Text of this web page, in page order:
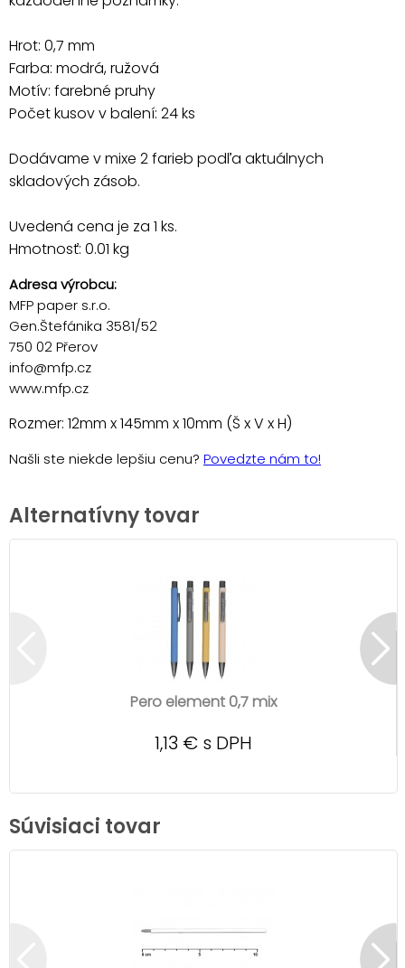
Hrot: 0,7 mm
Farba: modrá, ružová
Motív: farebné pruhy
Počet kusov v balení: 24 ks
Dodávame v mixe 2 farieb podľa aktuálnych
skladových zásob.
Uvedená cena je za 1 ks.
Hmotnosť: 0.01 kg
Adresa výrobcu:
MFP paper s.r.o.
Gen.Štefánika 3581/52
750 02 Přerov
info@mfp.cz
www.mfp.cz
Rozmer: 12mm x 145mm x 10mm (Š x V x H)
Našli ste niekde lepšiu cenu? Povedzte nám to!
Alternatívny tovar
Pero element 0,7 mix
1,13 € s DPH
Súvisiaci tovar